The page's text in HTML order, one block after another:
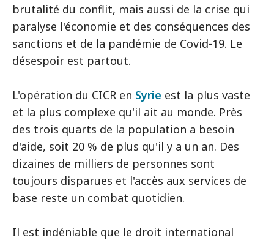
brutalité du conflit, mais aussi de la crise qui
paralyse l'économie et des conséquences des
sanctions et de la pandémie de Covid-19. Le
désespoir est partout.
L'opération du CICR en Syrie est la plus vaste
et la plus complexe qu'il ait au monde. Près
des trois quarts de la population a besoin
d'aide, soit 20 % de plus qu'il y a un an. Des
dizaines de milliers de personnes sont
toujours disparues et l'accès aux services de
base reste un combat quotidien.
Il est indéniable que le droit international